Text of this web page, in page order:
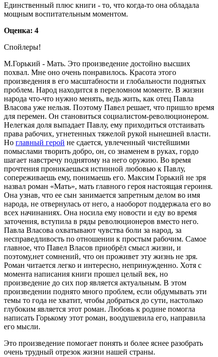
Единственный плюс книги - то, что когда-то она обладала
мощным воспитательным моментом.
Оценка: 4
Спойлеры!
М.Горький - Мать. Это произведение достойно высших
похвал. Мне оно очень понравилось. Красота этого
произведения в его масштабности и глобальности поднятых
проблем. Народ находится в переломном моменте. В жизни
народа что-что нужно менять, ведь жить, как отец Павла
Власова уже нельзя. Поэтому Павел решает, что пришло время
для перемен. Он становиться социалистом-революционером.
Нелегкая доля выпадает Павлу, ему приходиться отстаивать
права рабочих, угнетенных тяжелой рукой нынешней власти.
Но главный герой не сдается, увлеченный чистейшими
помыслами творить добро, он, со знаменем в руках, гордо
шагает навстречу поднятому на него оружию. Во время
прочтения проникаешься истинной любовью к Павлу,
сопереживаешь ему, понимаешь его. Максим Горький не зря
назвал роман «Мать», мать главного героя настоящая героиня.
Она узнав, что ее сын занимается запретным делом во имя
народа, не отвернулась от него, а наоборот поддержала его во
всех начинаниях. Она носила ему новости и еду во время
заточения, вступила в ряды революционеров вместо него.
Павла Власова охватывают чувства боли за народ, за
несправедливость по отношении к простым рабочим. Самое
главное, что Павел Власов приобрёл смысл жизни, и
поэтому,нет сомнений, что он проживет эту жизнь не зря.
Роман читается легко и интересно, непринужденно. Хотя с
момента написания книги прошел целый век, но
произведение до сих пор является актуальным. В этом
произведении поднято много проблем, если обдумывать эти
темы то года не хватит, чтобы добраться до сути, настолько
глубоким является этот роман. Любовь к родине помогла
написать Горькому этот роман, воодушевила его, направила
его мысли.
Это произведение помогает понять и более яснее разобрать
очень трудный отрезок жизни нашей страны.